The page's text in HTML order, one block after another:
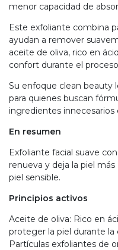
menor capacidad de
Este exfoliante combina
ayudan a remover
aceite de oliva, rico en
confort durante el
Su enfoque clean beauty
para quienes buscan
ingredientes innecesarios
En resumen
Exfoliante facial suave
renueva y deja la piel
piel sensible.
Principios activos
Aceite de oliva: Rico en
proteger la piel durante la
Partículas exfoliantes de